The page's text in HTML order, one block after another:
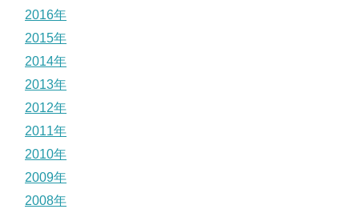
2016年
2015年
2014年
2013年
2012年
2011年
2010年
2009年
2008年